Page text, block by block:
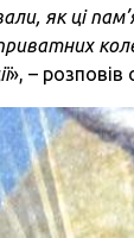
як ці
», – розповів